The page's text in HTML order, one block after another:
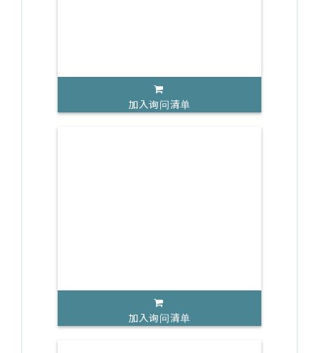
加入询问清单
加入询问清单